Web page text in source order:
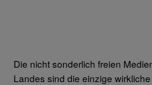
Die nicht sonderlich freien
Landes sind die einzige